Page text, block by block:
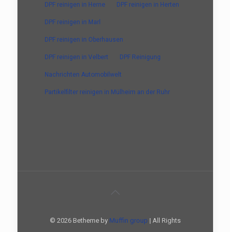
DPF reinigen in Herne DPF reinigen in Herten
DPF reinigen in Marl
DPF reinigen in Oberhausen
DPF reinigen in Velbert DPF Reinigung
Nachrichten Automobilwelt
Partikelfilter reinigen in Mülheim an der Ruhr
© 2026 Betheme by Muffin group | All Rights